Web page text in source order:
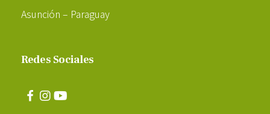
Asunción – Paraguay
Redes Sociales